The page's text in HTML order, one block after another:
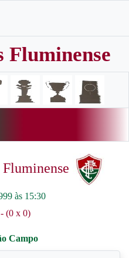
Fluminense
às 15:30
(0 x 0)